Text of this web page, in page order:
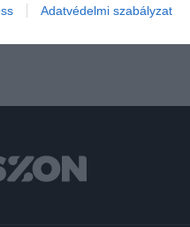
Adatvédelmi szabályzat